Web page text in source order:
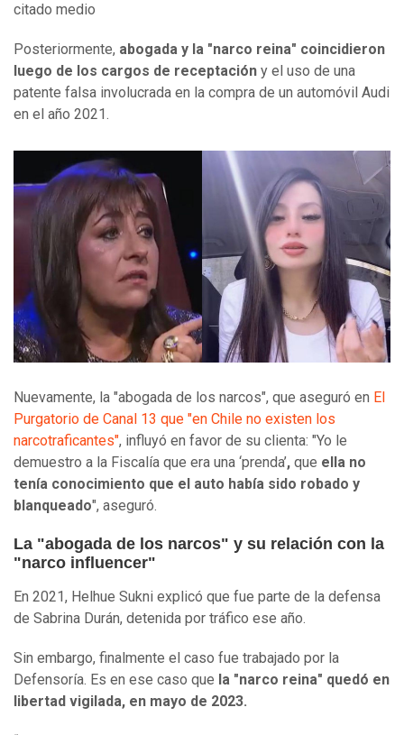
citado medio
Posteriormente, abogada y la "narco reina" coincidieron
luego de los cargos de receptación y el uso de una
patente falsa involucrada en la compra de un automóvil Audi
en el año 2021.
Nuevamente, la "abogada de los narcos", que aseguró en El
Purgatorio de Canal 13 que "en Chile no existen los
narcotraficantes", influyó en favor de su clienta: "Yo le
demuestro a la Fiscalía que era una ‘prenda’, que ella no
tenía conocimiento que el auto había sido robado y
blanqueado", aseguró.
La "abogada de los narcos" y su relación con la
"narco influencer"
En 2021, Helhue Sukni explicó que fue parte de la defensa
de Sabrina Durán, detenida por tráfico ese año.
Sin embargo, finalmente el caso fue trabajado por la
Defensoría. Es en ese caso que la "narco reina" quedó en
libertad vigilada, en mayo de 2023.